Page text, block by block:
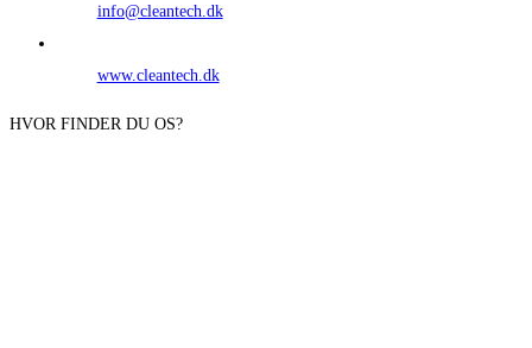
info@cleantech.dk
www.cleantech.dk
HVOR FINDER DU OS?